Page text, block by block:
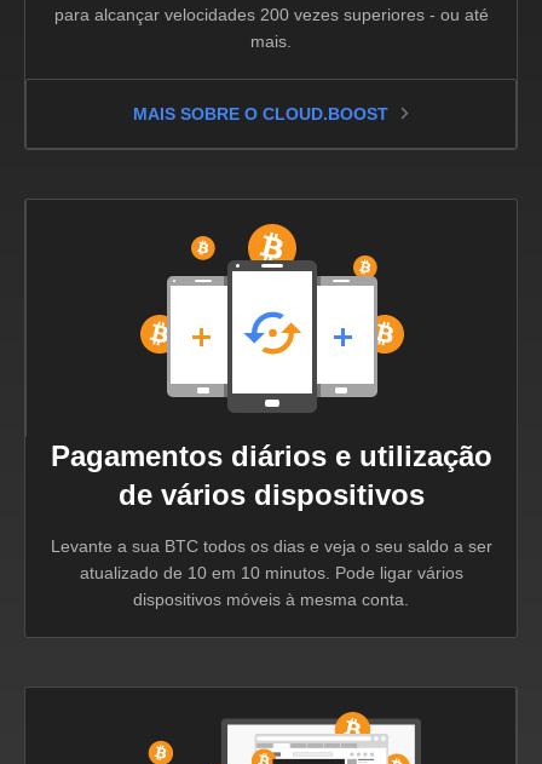
para alcançar velocidades 200 vezes superiores - ou até
mais.
MAIS SOBRE O CLOUD.BOOST
Pagamentos diários e utilização
de vários dispositivos
Levante a sua BTC todos os dias e veja o seu saldo a ser
atualizado de 10 em 10 minutos. Pode ligar vários
dispositivos móveis à mesma conta.